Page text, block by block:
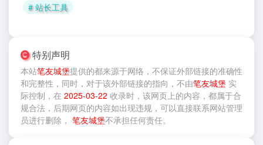
# 站长工具
特别声明
本站笔友城堡提供的都来源于网络，不保证外部链接的准确性
和完整性，同时，对于该外部链接的指向，不由笔友城堡 实
际控制，在 2025-03-22 收录时，该网页上的内容，都属于合
规合法，后期网页的内容如出现违规，可以直接联系网站管理
员进行删除， 笔友城堡不承担任何责任。